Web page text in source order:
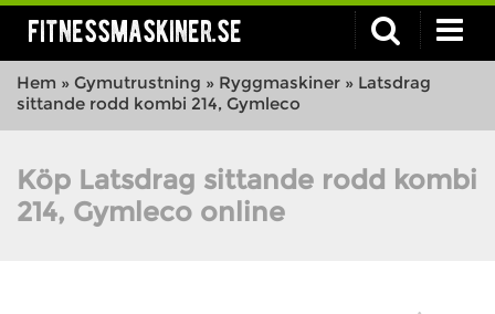
fitnessmaskiner.se
Hem » Gymutrustning » Ryggmaskiner » Latsdrag
sittande rodd kombi 214, Gymleco
Köp Latsdrag sittande rodd kombi
214, Gymleco online